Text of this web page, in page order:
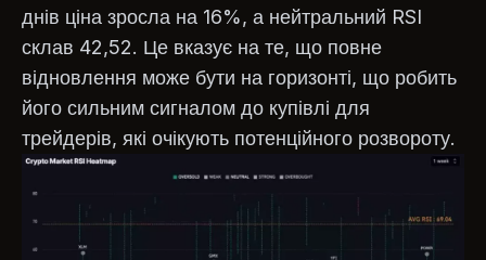
днів ціна зросла на 16%, а нейтральний RSI
склав 42,52. Це вказує на те, що повне
відновлення може бути на горизонті, що робить
його сильним сигналом до купівлі для
трейдерів, які очікують потенційного розвороту.